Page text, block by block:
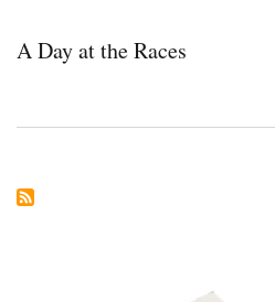
A Day at the Races